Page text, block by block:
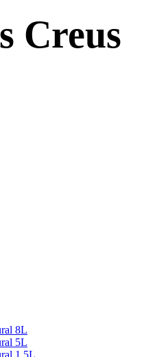
Creus
8L
5L
1,5L